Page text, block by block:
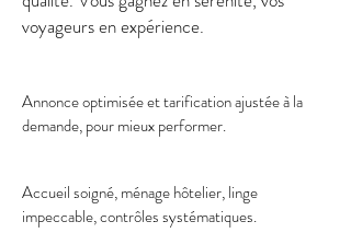
voyageurs en expérience.
Annonce optimisée et tarification ajustée à la
demande, pour mieux performer.
Accueil soigné, ménage hôtelier, linge
impeccable, contrôles systématiques.